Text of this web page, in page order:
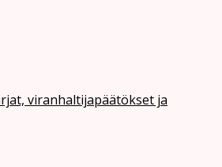
viranhaltijapäätökset ja